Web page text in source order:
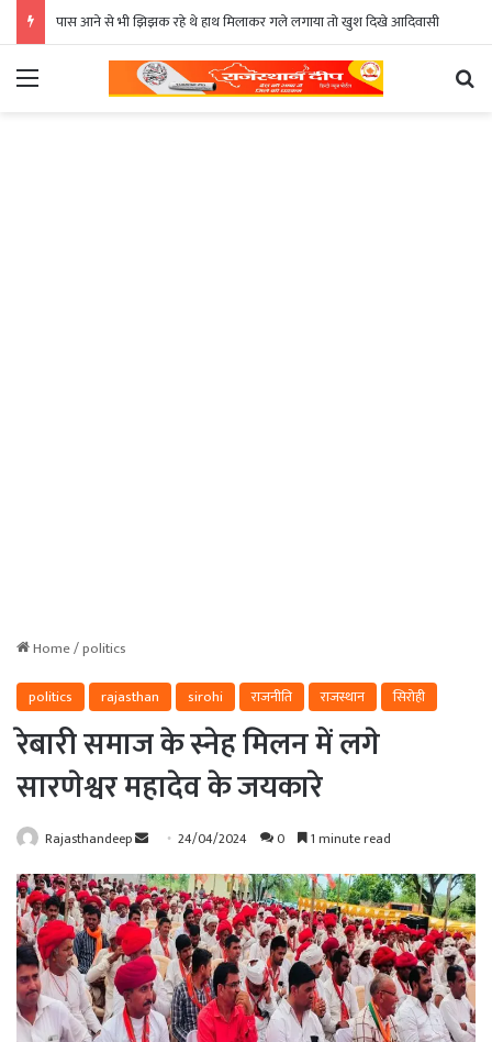
पास आने से भी झिझक रहे थे हाथ मिलाकर गले लगाया तो खुश दिखे आदिवासी
Menu
Home/politics
politics
rajasthan sirohi राजनीति राजस्थान सिरोही
रेबारी समाज के स्नेह मिलन में लगे
सारणेश्वर महादेव के जयकारे
Rajasthandeep
Send
email
24/04/2024 0 1 minute read